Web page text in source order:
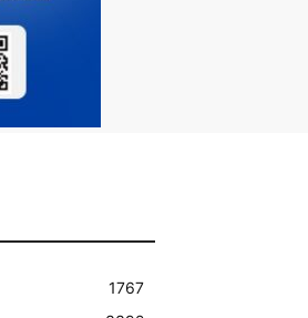
1767